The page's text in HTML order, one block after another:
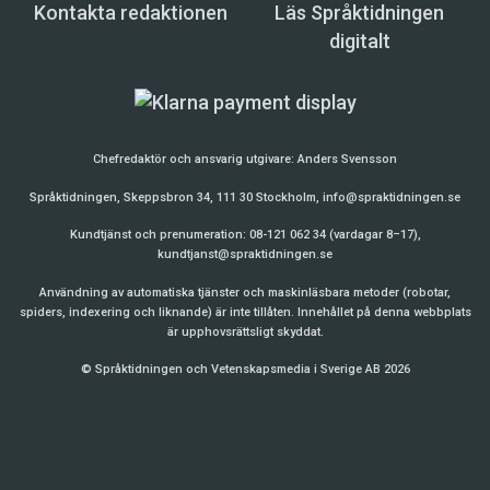
Kontakta redaktionen
Läs Språktidningen
digitalt
Chefredaktör och ansvarig utgivare:Anders Svensson
Språktidningen, Skeppsbron 34, 111 30 Stockholm, info@spraktidningen.se
Kundtjänst och prenumeration: 08-121 062 34 (vardagar 8–17),
kundtjanst@spraktidningen.se
Användning av automatiska tjänster och maskinläsbara metoder (robotar,
spiders, indexering och liknande) är inte tillåten. Innehållet på denna webbplats
är upphovsrättsligt skyddat.
© Språktidningen och Vetenskapsmedia i Sverige AB 2026